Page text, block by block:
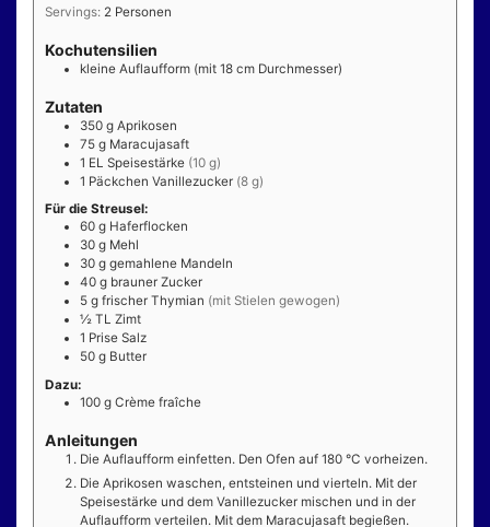
Servings: 2 Personen
Kochutensilien
kleine Auflaufform (mit 18 cm Durchmesser)
Zutaten
350 g Aprikosen
75 g Maracujasaft
1 EL Speisestärke (10 g)
1 Päckchen Vanillezucker (8 g)
Für die Streusel:
60 g Haferflocken
30 g Mehl
30 g gemahlene Mandeln
40 g brauner Zucker
5 g frischer Thymian (mit Stielen gewogen)
½ TL Zimt
1 Prise Salz
50 g Butter
Dazu:
100 g Crème fraîche
Anleitungen
Die Auflaufform einfetten. Den Ofen auf 180 °C vorheizen.
Die Aprikosen waschen, entsteinen und vierteln. Mit der
Speisestärke und dem Vanillezucker mischen und in der
Auflaufform verteilen. Mit dem Maracujasaft begießen.